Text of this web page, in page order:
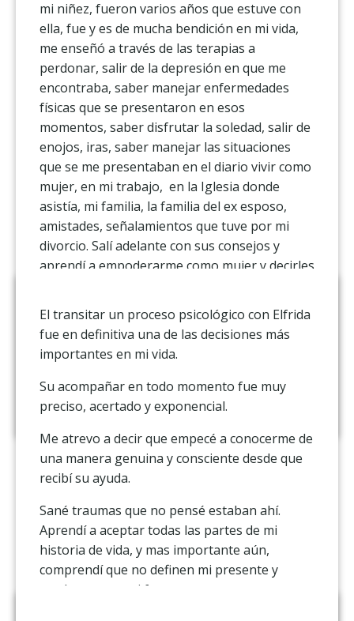
mi niñez, fueron varios años que estuve con
ella, fue y es de mucha bendición en mi vida,
me enseñó a través de las terapias a
perdonar, salir de la depresión en que me
encontraba, saber manejar enfermedades
físicas que se presentaron en esos
momentos, saber disfrutar la soledad, salir de
enojos, iras, saber manejar las situaciones
que se me presentaban en el diario vivir como
mujer, en mi trabajo, en la Iglesia donde
asistía, mi familia, la familia del ex esposo,
amistades, señalamientos que tuve por mi
divorcio. Salí adelante con sus consejos y
aprendí a empoderarme como mujer y decirles
divina y sus terapias pude salir adelante. Hoy
en día me siento libre y recuerdo sus terapias
y me ayudan para compartirles a otras
mujeres y la recomiendo como mi Terapeuta.
El transitar un proceso psicológico con Elfrida
fue en definitiva una de las decisiones más
importantes en mi vida.
Su acompañar en todo momento fue muy
preciso, acertado y exponencial.
Me atrevo a decir que empecé a conocerme de
una manera genuina y consciente desde que
recibí su ayuda.
Sané traumas que no pensé estaban ahí.
Aprendí a aceptar todas las partes de mi
historia de vida, y mas importante aún,
comprendí que no definen mi presente y
mucho menos mi futuro.